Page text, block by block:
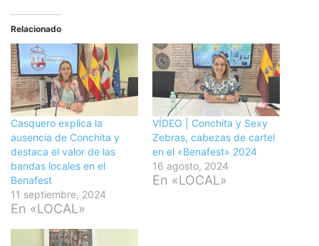
Relacionado
Casquero explica la
ausencia de Conchita y
destaca el valor de las
bandas locales en el
Benafest
11 septiembre, 2024
En «LOCAL»
VÍDEO | Conchita y Sexy
Zebras, cabezas de cartel
en el «Benafest» 2024
16 agosto, 2024
En «LOCAL»